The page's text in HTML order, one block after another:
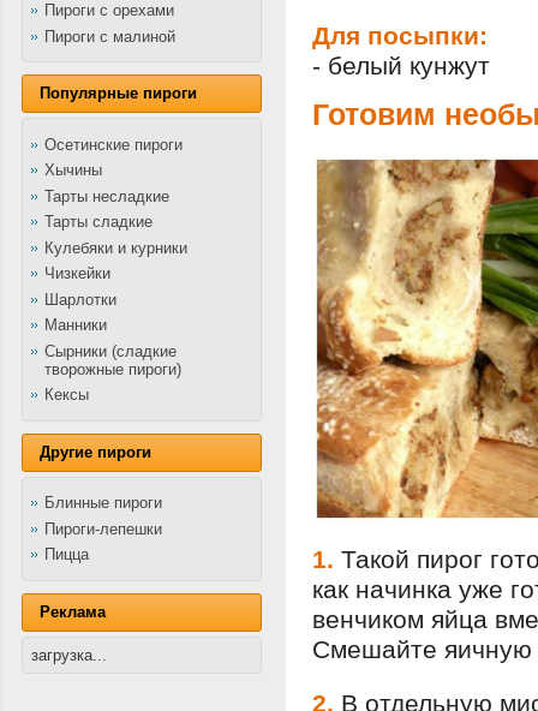
Пироги с орехами
Пироги с малиной
Популярные пироги
Осетинские пироги
Хычины
Тарты несладкие
Тарты сладкие
Кулебяки и курники
Чизкейки
Шарлотки
Манники
Сырники (сладкие
творожные пироги)
Кексы
Другие пироги
Блинные пироги
Пироги-лепешки
Пицца
Реклама
загрузка...
Для посыпки:
- белый кунжут
Готовим
1. Такой пирог
как начинка уже
венчиком яйца
Смешайте яичную
2. В отдельную